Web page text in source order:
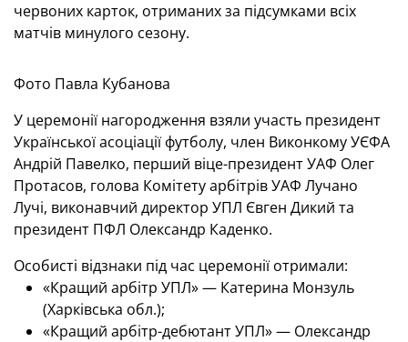
червоних карток, отриманих за підсумками всіх
матчів минулого сезону.
Фото Павла Кубанова
У церемонії нагородження взяли участь президент
Української асоціації футболу, член Виконкому УЄФА
Андрій Павелко, перший віце-президент УАФ Олег
Протасов, голова Комітету арбітрів УАФ Лучано
Лучі, виконавчий директор УПЛ Євген Дикий та
президент ПФЛ Олександр Каденко.
Особисті відзнаки під час церемонії отримали:
«Кращий арбітр УПЛ» — Катерина Монзуль
(Харківська обл.);
«Кращий арбітр-дебютант УПЛ» — Олександр